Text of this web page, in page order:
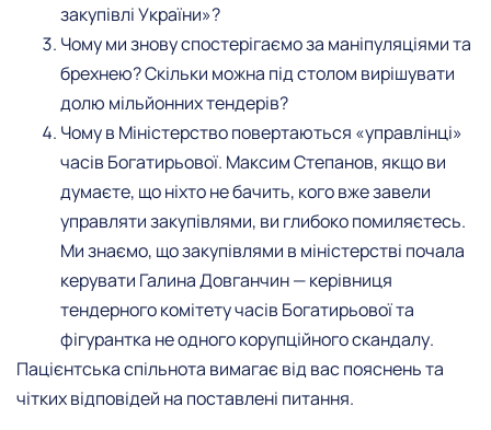
закупівлі України»?
Чому ми знову спостерігаємо за маніпуляціями та
брехнею? Скільки можна під столом вирішувати
долю мільйонних тендерів?
Чому в Міністерство повертаються «управлінці»
часів Богатирьової. Максим Степанов, якщо ви
думаєте, що ніхто не бачить, кого вже завели
управляти закупівлями, ви глибоко помиляєтесь.
Ми знаємо, що закупівлями в міністерстві почала
керувати Галина Довганчин — керівниця
тендерного комітету часів Богатирьової та
фігурантка не одного корупційного скандалу.
Пацієнтська спільнота вимагає від вас пояснень та
чітких відповідей на поставлені питання.